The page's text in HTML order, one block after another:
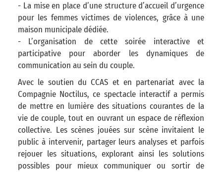
- La mise en place d’une structure d’accueil d’urgence
pour les femmes victimes de violences, grâce à une
maison municipale dédiée.
- L’organisation de cette soirée interactive et
participative pour aborder les dynamiques de
communication au sein du couple.
Avec le soutien du CCAS et en partenariat avec la
Compagnie Noctilus, ce spectacle interactif a permis
de mettre en lumière des situations courantes de la
vie de couple, tout en ouvrant un espace de réflexion
collective. Les scènes jouées sur scène invitaient le
public à intervenir, partager leurs analyses et parfois
rejouer les situations, explorant ainsi les solutions
possibles pour mieux communiquer ou sortir de